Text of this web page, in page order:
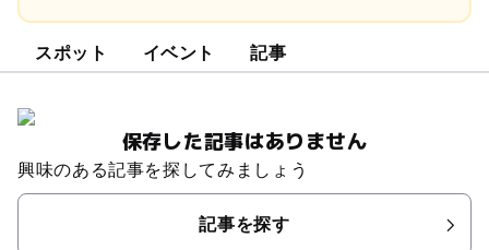
スポット イベント 記事
保存した記事はありません
興味のある記事を探してみましょう
記事を探す